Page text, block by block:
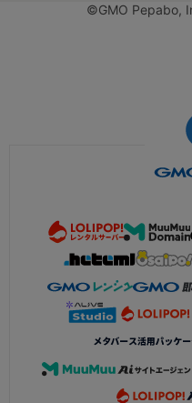
©GMO Pepabo,